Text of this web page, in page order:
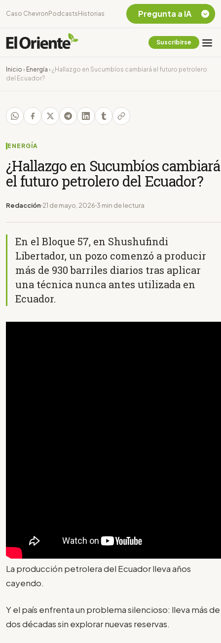
Caso Chevron Podcasts Historias
Suscribirse
Inicio › Energía › ¿Hallazgo en Sucumbíos cambiará el futuro petrolero
del Ecuador?
ENERGÍA
¿Hallazgo en Sucumbíos cambiará
el futuro petrolero del Ecuador?
Redacción 21 de mayo, 2026 3 min de lectura
En el Bloque 57, en Shushufindi
Libertador, un pozo comenzó a producir
más de 930 barriles diarios tras aplicar
una técnica nunca antes utilizada en
Ecuador.
La producción petrolera del Ecuador lleva años
cayendo.
Y el país enfrenta un problema silencioso: lleva más de
dos décadas sin explorar nuevas reservas.
Pregunta a IA
Chevron Ecuador